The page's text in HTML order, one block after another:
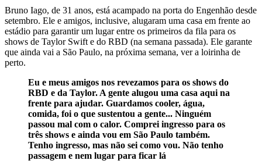
Bruno Iago, de 31 anos, está acampado na porta do Engenhão desde
setembro. Ele e amigos, inclusive, alugaram uma casa em frente ao
estádio para garantir um lugar entre os primeiros da fila para os
shows de Taylor Swift e do RBD (na semana passada). Ele garante
que ainda vai a São Paulo, na próxima semana, ver a loirinha de
perto.
Eu e meus amigos nos revezamos para os shows do
RBD e da Taylor. A gente alugou uma casa aqui na
frente para ajudar. Guardamos cooler, água,
comida, foi o que sustentou a gente... Ninguém
passou mal com o calor. Comprei ingresso para os
três shows e ainda vou em São Paulo também.
Tenho ingresso, mas não sei como vou. Não tenho
passagem e nem lugar para ficar lá